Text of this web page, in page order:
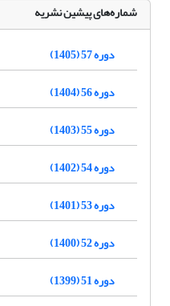
شماره‌های پیشین نشریه
دوره 57 (1405)
دوره 56 (1404)
دوره 55 (1403)
دوره 54 (1402)
دوره 53 (1401)
دوره 52 (1400)
دوره 51 (1399)